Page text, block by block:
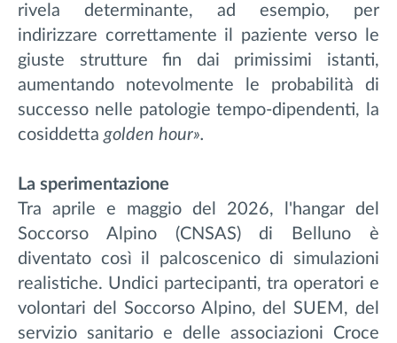
rivela determinante, ad esempio, per
indirizzare correttamente il paziente verso le
giuste strutture fin dai primissimi istanti,
aumentando notevolmente le probabilità di
successo nelle patologie tempo-dipendenti, la
cosiddetta golden hour».
La sperimentazione
Tra aprile e maggio del 2026, l'hangar del
Soccorso Alpino (CNSAS) di Belluno è
diventato così il palcoscenico di simulazioni
realistiche. Undici partecipanti, tra operatori e
volontari del Soccorso Alpino, del SUEM, del
servizio sanitario e delle associazioni Croce